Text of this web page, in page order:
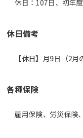
休日：107日、初年
休日備考
【休日】月9日（2月
各種保険
雇用保険、労災保険